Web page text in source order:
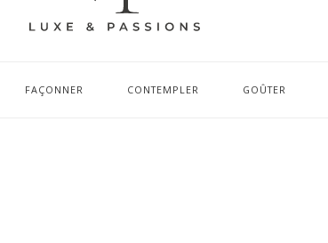
FAÇONNER CONTEMPLER GOÛTER